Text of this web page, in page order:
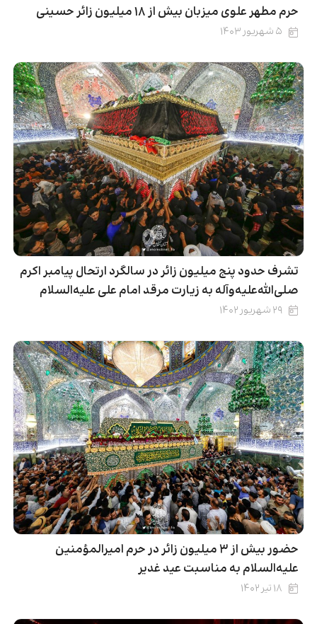
حرم مطهر علوی میزبان بیش از ۱۸ میلیون زائر حسینی
۵ شهریور ۱۴۰۳
تشرف حدود پنج میلیون زائر در سالگرد ارتحال پیامبر اکرم
صلی‌الله‌علیه‌وآله به زیارت مرقد امام علی علیه‌السلام
۲۹ شهریور ۱۴۰۲
حضور بیش از ۳ میلیون زائر در حرم امیرالمؤمنین
علیه‌السلام به‌ مناسبت عید غدیر
۱۸ تیر ۱۴۰۲